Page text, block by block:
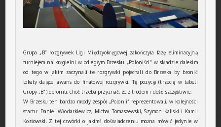
Grupa „B” rozgrywek Ligi Międzyokręgowej zakończyła fazę eliminacyjną
turniejem na kręgielni w odległym Brzesku. „Poloniści” w składzie dalekim
od tego w jakim zaczynali te rozgrywki pojechali do Brzeska by bronić
lokaty dającej awans do finałowej rozgrywki. Tę pozycję (trzecią w tabeli
Grupy „B”) obronili, choć trzeba przyznać, że z trudem i dość szczęśliwie.
W Brzesku ten bardzo młody zespół „Polonii” reprezentowali, w kolejności
startu: Daniel Włodarkiewicz, Michał Tomaszewski, Szymon Kaliski i Kamil
Kozłowski. Z tej czwórki o jakimś doświadczeniu można mówić jedynie w